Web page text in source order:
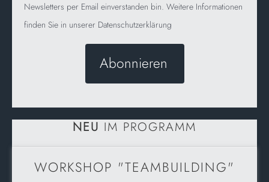
Newsletters per Email einverstanden bin. Weitere Informationen
finden Sie in unserer Datenschutzerklärung
NEU IM PROGRAMM
WORKSHOP "TEAMBUILDING"